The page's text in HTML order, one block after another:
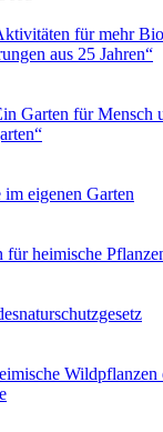
für mehr
aus 25 Jahren“
Garten für Mensch
eigenen Garten
für heimische
Wildpflanzen